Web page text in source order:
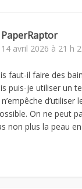
PaperRaptor
14 avril 2026 à 21 h
faut-il faire des
puis-je utiliser un
d’utiliser
On ne peut
non plus la peau